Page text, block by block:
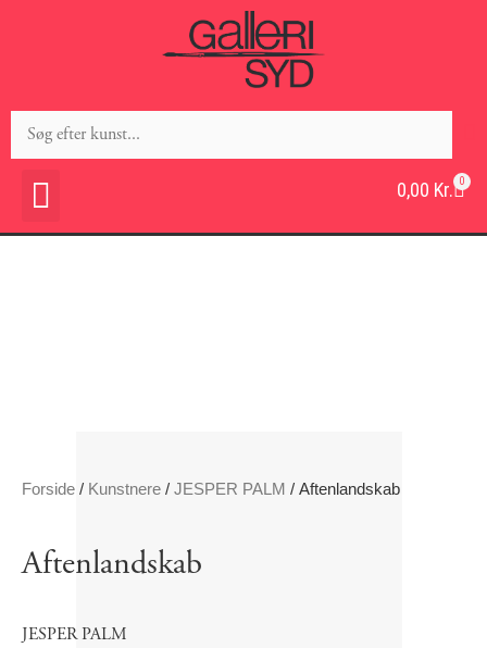
0,00 Kr. 0
Forside / Kunstnere / JESPER PALM / Aftenlandskab
Aftenlandskab
JESPER PALM